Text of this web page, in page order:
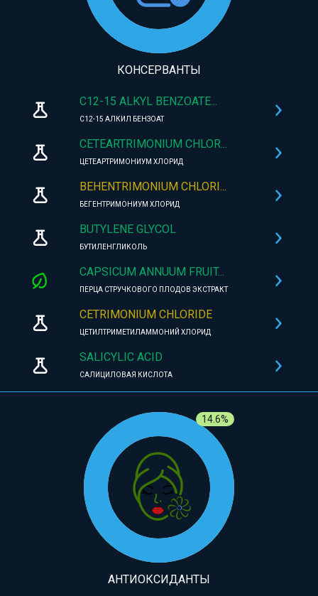
КОНСЕРВАНТЫ
C12-15 ALKYL BENZOATE...
C12-15 АЛКИЛ БЕНЗОАТ
CETEARTRIMONIUM CHLOR...
ЦЕТЕАРТРИМОНИУМ ХЛОРИД
BEHENTRIMONIUM CHLORI...
БЕГЕНТРИМОНИУМ ХЛОРИД
BUTYLENE GLYCOL
БУТИЛЕНГЛИКОЛЬ
CAPSICUM ANNUUM FRUIT...
ПЕРЦА СТРУЧКОВОГО ПЛОДОВ ЭКСТРАКТ
CETRIMONIUM CHLORIDE
ЦЕТИЛТРИМЕТИЛАММОНИЙ ХЛОРИД
SALICYLIC ACID
САЛИЦИЛОВАЯ КИСЛОТА
14.6%
АНТИОКСИДАНТЫ